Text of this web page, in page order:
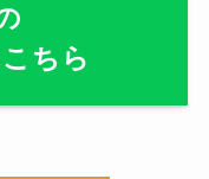
ちら